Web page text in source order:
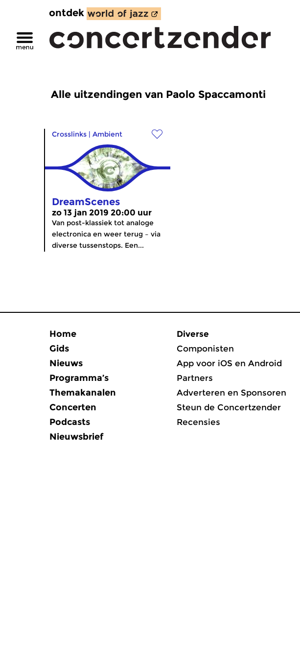
ontdek
Alle uitzendingen van Paolo Spaccamonti
Crosslinks | Ambient
DreamScenes
zo 13 jan 2019 20:00 uur
Van post-klassiek tot analoge
electronica en weer terug – via
diverse tussenstops. Een...
Home
Gids
Nieuws
Programma’s
Themakanalen
Concerten
Podcasts
Nieuwsbrief
Diverse
Componisten
App voor iOS en Android
Partners
Adverteren en Sponsoren
Steun de Concertzender
Recensies